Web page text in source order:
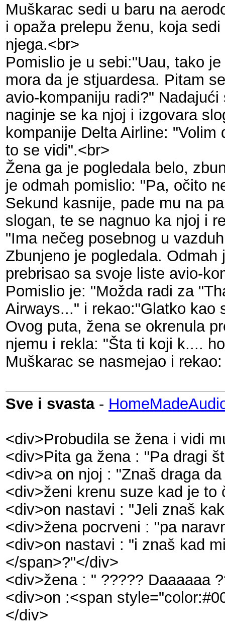
Muškarac sedi u baru na
i opaža prelepu ženu, koja sedi
njega.<br>
Pomislio je u sebi:"Uau, tako
mora da je stjuardesa. Pitam
avio-kompaniju radi?"
naginje se ka njoj i izgovara
kompanije Delta Airline: "Volim
to se vidi".<br>
Žena ga je pogledala belo,
je odmah pomislio: "Pa, očito
Sekund kasnije, pade mu na
slogan, te se nagnuo ka njoj i
"Ima nečeg posebnog u
Zbunjeno je pogledala. Odmah
prebrisao sa svoje liste avio-
Pomislio je: "Možda radi za
Airways..." i rekao:"Glatko kao
Ovog puta, žena se okrenula
njemu i rekla: "Šta ti koji k....
Muškarac se nasmejao i
Sve i svasta-
<div>Probudila se žena i vidi
<div>Pita ga žena : "Pa dragi
<div>a on njoj : "Znaš draga
<div>ženi krenu suze kad je
<div>on nastavi : "Jeli znaš
<div>žena pocrveni : "pa
<div>on nastavi : "i znaš kad
</span>?"</div>
<div>žena : " ????? Daaaaaa
<div>on :<span
</div>